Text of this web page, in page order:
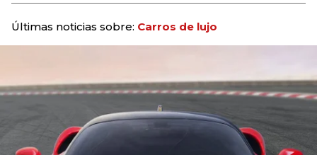
Últimas noticias sobre: Carros de lujo